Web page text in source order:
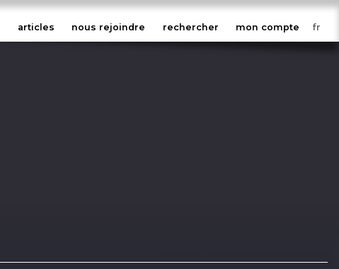
articles nous rejoindre rechercher mon compte